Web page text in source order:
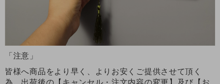
「注意」
皆様へ商品をより早く、よりお安くご提供させて頂く
為、出荷後の【キャンセル・注文内容の変更】及び【お